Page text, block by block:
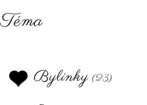
Téma
Bylinky (23)